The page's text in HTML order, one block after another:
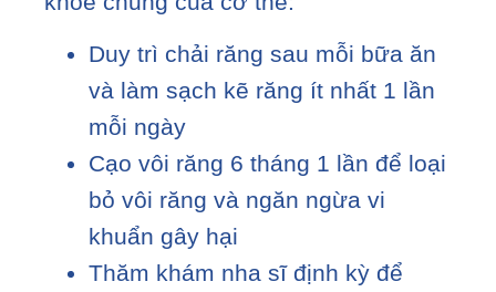
Duy trì chải răng sau mỗi bữa ăn
và làm sạch kẽ răng ít nhất 1 lần
mỗi ngày
Cạo vôi răng 6 tháng 1 lần để loại
bỏ vôi răng và ngăn ngừa vi
khuẩn gây hại
Thăm khám nha sĩ định kỳ để